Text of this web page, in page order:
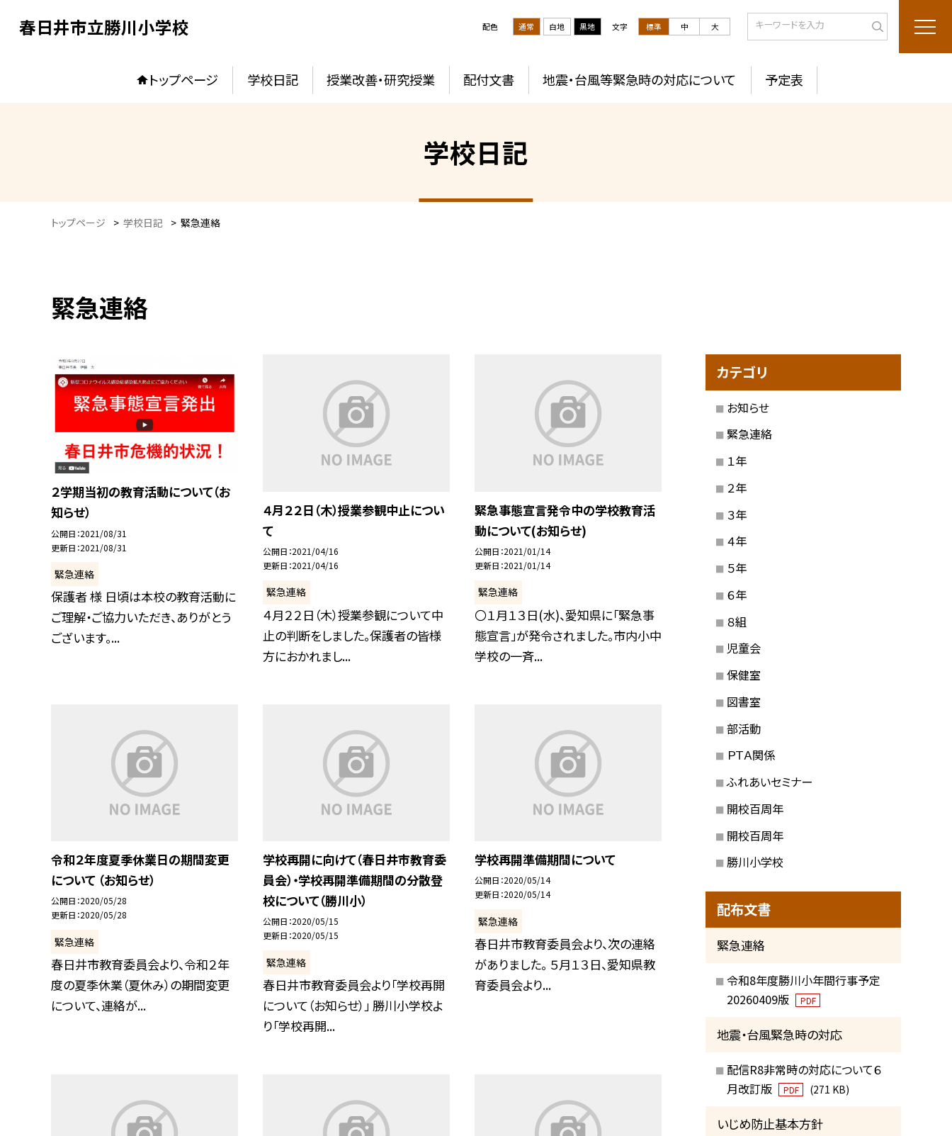
春日井市立勝川小学校 配色 通常 白地 黒地 文字 標準 中 大
トップページ 学校日記 授業改善・研究授業 配付文書 地震・台風等緊急時の対応について 予定表
学校日記
トップページ > 学校日記 > 緊急連絡
緊急連絡
２学期当初の教育活動について（お
知らせ）
公開日 2021/08/31
更新日 2021/08/31
緊急連絡
保護者 様 日頃は本校の教育活動に
ご理解・ご協力いただき、ありがとう
ございます。...
４月２２日（木）授業参観中止につい
て
公開日 2021/04/16
更新日 2021/04/16
緊急連絡
４月２２日（木）授業参観について中
止の判断をしました。保護者の皆様
方におかれまし...
緊急事態宣言発令中の学校教育活
動について(お知らせ)
公開日 2021/01/14
更新日 2021/01/14
緊急連絡
〇１月１３日(水)、愛知県に「緊急事
態宣言」が発令されました。市内小中
学校の一斉...
令和２年度夏季休業日の期間変更
について （お知らせ）
公開日 2020/05/28
更新日 2020/05/28
緊急連絡
春日井市教育委員会より、令和２年
度の夏季休業（夏休み）の期間変更
について、連絡が...
学校再開に向けて（春日井市教育委
員会）・学校再開準備期間の分散登
校について（勝川小）
公開日 2020/05/15
更新日 2020/05/15
緊急連絡
春日井市教育委員会より「学校再開
について（お知らせ）」 勝川小学校よ
り「学校再開...
学校再開準備期間について
公開日 2020/05/14
更新日 2020/05/14
緊急連絡
春日井市教育委員会より、次の連絡
がありました。 ５月１３日、愛知県教
育委員会より...
カテゴリ
お知らせ
緊急連絡
１年
２年
３年
４年
５年
６年
８組
児童会
保健室
図書室
部活動
ＰＴＡ関係
ふれあいセミナー
開校百周年
開校百周年
勝川小学校
配布文書
緊急連絡
令和8年度勝川小年間行事予定
20260409版
PDF
地震・台風緊急時の対応
配信R8非常時の対応について６
月改訂版
PDF (271 KB)
いじめ防止基本方針